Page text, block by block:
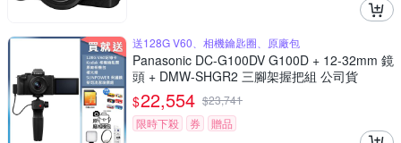
送128G V60、相機鑰匙圈、原廠包
Panasonic DC-G100DV G100D + 12-32mm 鏡
頭 + DMW-SHGR2 三腳架握把組 公司貨
$22,554 $23,741
限時下殺
券 贈品